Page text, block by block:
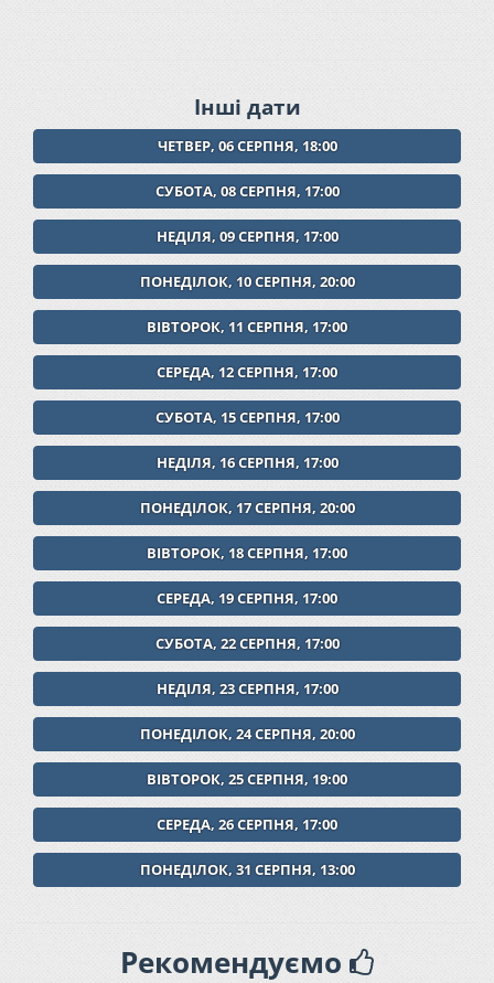
Інші дати
ЧЕТВЕР, 06 СЕРПНЯ, 18:00
СУБОТА, 08 СЕРПНЯ, 17:00
НЕДІЛЯ, 09 СЕРПНЯ, 17:00
ПОНЕДІЛОК, 10 СЕРПНЯ, 20:00
ВІВТОРОК, 11 СЕРПНЯ, 17:00
СЕРЕДА, 12 СЕРПНЯ, 17:00
СУБОТА, 15 СЕРПНЯ, 17:00
НЕДІЛЯ, 16 СЕРПНЯ, 17:00
ПОНЕДІЛОК, 17 СЕРПНЯ, 20:00
ВІВТОРОК, 18 СЕРПНЯ, 17:00
СЕРЕДА, 19 СЕРПНЯ, 17:00
СУБОТА, 22 СЕРПНЯ, 17:00
НЕДІЛЯ, 23 СЕРПНЯ, 17:00
ПОНЕДІЛОК, 24 СЕРПНЯ, 20:00
ВІВТОРОК, 25 СЕРПНЯ, 19:00
СЕРЕДА, 26 СЕРПНЯ, 17:00
ПОНЕДІЛОК, 31 СЕРПНЯ, 13:00
Рекомендуємо